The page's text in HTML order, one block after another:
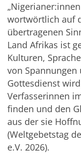
wortwörtlich auf
übertragenen
Land Afrikas ist
Kulturen,
von
Gottesdienst
Verfasserinnen
finden und den
aus der sie
(Weltgebetstag
e.V. 2026).